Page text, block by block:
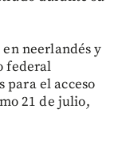
neerlandés y
federal
para el acceso
21 de julio,